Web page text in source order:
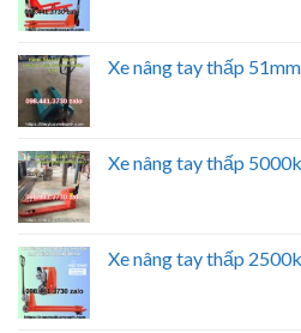
Xe nâng tay thấp
Xe nâng tay thấp
Xe nâng tay thấp